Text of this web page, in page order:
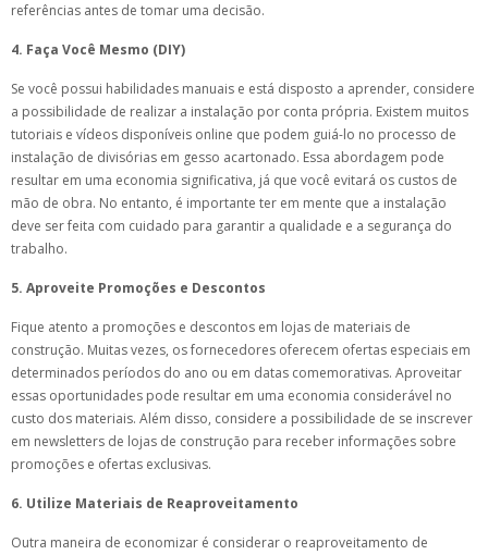
referências antes de tomar uma decisão.
4. Faça Você Mesmo (DIY)
Se você possui habilidades manuais e está disposto a aprender, considere
a possibilidade de realizar a instalação por conta própria. Existem muitos
tutoriais e vídeos disponíveis online que podem guiá-lo no processo de
instalação de divisórias em gesso acartonado. Essa abordagem pode
resultar em uma economia significativa, já que você evitará os custos de
mão de obra. No entanto, é importante ter em mente que a instalação
deve ser feita com cuidado para garantir a qualidade e a segurança do
trabalho.
5. Aproveite Promoções e Descontos
Fique atento a promoções e descontos em lojas de materiais de
construção. Muitas vezes, os fornecedores oferecem ofertas especiais em
determinados períodos do ano ou em datas comemorativas. Aproveitar
essas oportunidades pode resultar em uma economia considerável no
custo dos materiais. Além disso, considere a possibilidade de se inscrever
em newsletters de lojas de construção para receber informações sobre
promoções e ofertas exclusivas.
6. Utilize Materiais de Reaproveitamento
Outra maneira de economizar é considerar o reaproveitamento de